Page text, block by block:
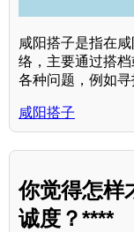
咸阳搭子是指在
络，主要通过搭
各种问题，例如
咸阳搭子
你觉得怎样
诚度？****